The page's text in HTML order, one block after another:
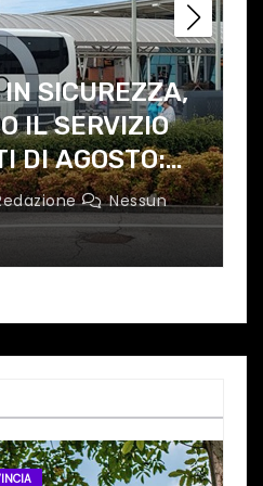
SICUREZZA,
IL SERVIZIO
DI AGOSTO:
Nessun